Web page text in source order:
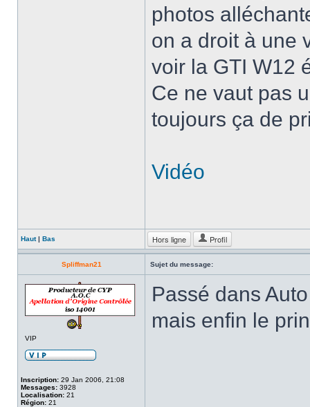
photos
on a droit à une
voir la GTI W12
Ce ne vaut pas
toujours ça de
Vidéo
Haut| Bas Hors ligne Profil
Spliffman21 Sujet du message:
VIP
Inscription: 29 Jan 2006, 21:08
Messages: 3928
Localisation: 21
Région: 21
Passé dans
mais enfin le